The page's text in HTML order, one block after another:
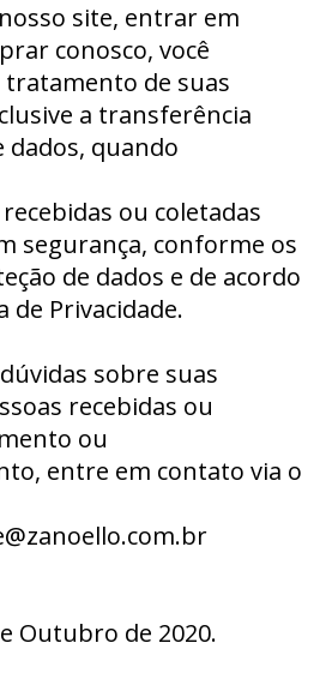
site, entrar em
conosco, você
tratamento de suas
a transferência
dados, quando
ou coletadas
segurança, conforme os
de dados e de acordo
de Privacidade.
sobre suas
recebidas ou
ou
entre em contato via o
Outubro de 2020.